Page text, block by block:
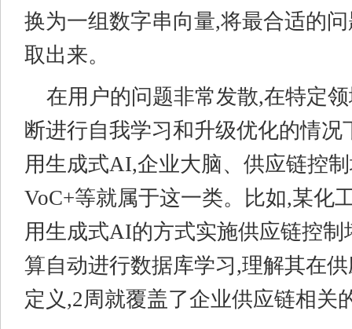
换为一组数字串向量,将最合适的
取出来。
在用户的问题非常发散,在特定
断进行自我学习和升级优化的情况
用生成式AI,企业大脑、供应链控
VoC+等就属于这一类。比如,某化
用生成式AI的方式实施供应链控制
算自动进行数据库学习,理解其在
定义,2周就覆盖了企业供应链相关